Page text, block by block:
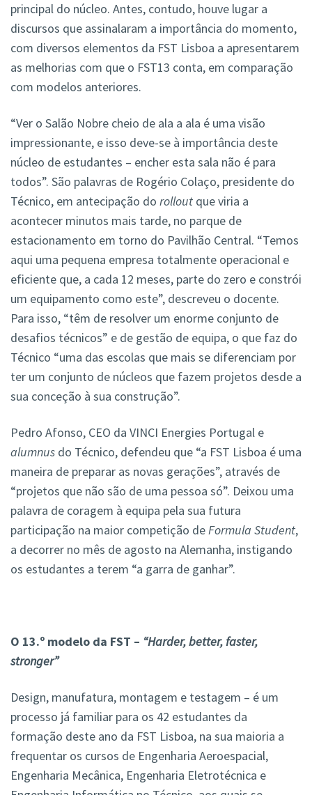
principal do núcleo. Antes, contudo, houve lugar a
discursos que assinalaram a importância do momento,
com diversos elementos da FST Lisboa a apresentarem
as melhorias com que o FST13 conta, em comparação
com modelos anteriores.
“Ver o Salão Nobre cheio de ala a ala é uma visão
impressionante, e isso deve-se à importância deste
núcleo de estudantes – encher esta sala não é para
todos”. São palavras de Rogério Colaço, presidente do
Técnico, em antecipação do rollout que viria a
acontecer minutos mais tarde, no parque de
estacionamento em torno do Pavilhão Central. “Temos
aqui uma pequena empresa totalmente operacional e
eficiente que, a cada 12 meses, parte do zero e constrói
um equipamento como este”, descreveu o docente.
Para isso, “têm de resolver um enorme conjunto de
desafios técnicos” e de gestão de equipa, o que faz do
Técnico “uma das escolas que mais se diferenciam por
ter um conjunto de núcleos que fazem projetos desde a
sua conceção à sua construção”.
Pedro Afonso, CEO da VINCI Energies Portugal e
alumnus do Técnico, defendeu que “a FST Lisboa é uma
maneira de preparar as novas gerações”, através de
“projetos que não são de uma pessoa só”. Deixou uma
palavra de coragem à equipa pela sua futura
participação na maior competição deFormula Student,
a decorrer no mês de agosto na Alemanha, instigando
os estudantes a terem “a garra de ganhar”.
O 13.º modelo da FST – “Harder, better, faster,
stronger”
Design, manufatura, montagem e testagem – é um
processo já familiar para os 42 estudantes da
formação deste ano da FST Lisboa, na sua maioria a
frequentar os cursos de Engenharia Aeroespacial,
Engenharia Mecânica, Engenharia Eletrotécnica e